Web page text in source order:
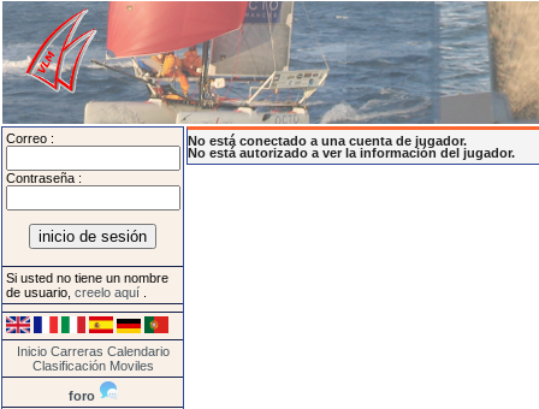
Correo :
Contraseña :
Si usted no tiene un nombre
de usuario, creelo aquí
Inicio Carreras Calendario
Clasificación Moviles
foro
No está conectado a una cuenta de jugador.
No está autorizado a ver la información del jugador.